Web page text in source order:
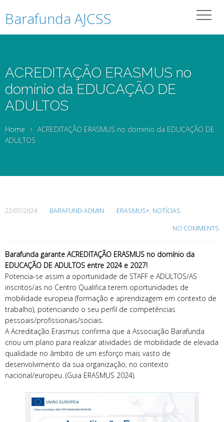
Barafunda AJCSS
ACREDITAÇÃO ERASMUS no
domínio da EDUCAÇÃO DE
ADULTOS
Home
ACREDITAÇÃO ERASMUS no domínio da EDUCAÇÃO DE
ADULTOS
22/07/2024 BARAFUND-ADMIN ERASMUS+, NOTÍCIAS
NO COMMENTS
Barafunda garante ACREDITAÇÃO ERASMUS no domínio da
EDUCAÇÃO DE ADULTOS entre 2024 e 2027!
Potencia-se assim a oportunidade de STAFF e ADULTOS/AS
inscritos/as no Centro Qualifica terem oportunidades de
mobilidade europeia (formação e aprendizagem em contexto de
trabalho), potenciando o seu perfil de competências
pessoais/profissionais/sociais.
A Acreditação Erasmus confirma que a Associação Barafunda
criou um plano para realizar atividades de mobilidade de elevada
qualidade no âmbito de um esforço mais vasto de
desenvolvimento da sua organização, no contexto
nacional/europeu. (Guia ERASMUS 2024).